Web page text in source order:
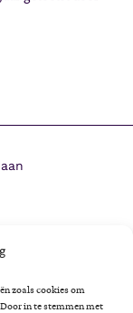
zoals cookies om
in te stemmen met